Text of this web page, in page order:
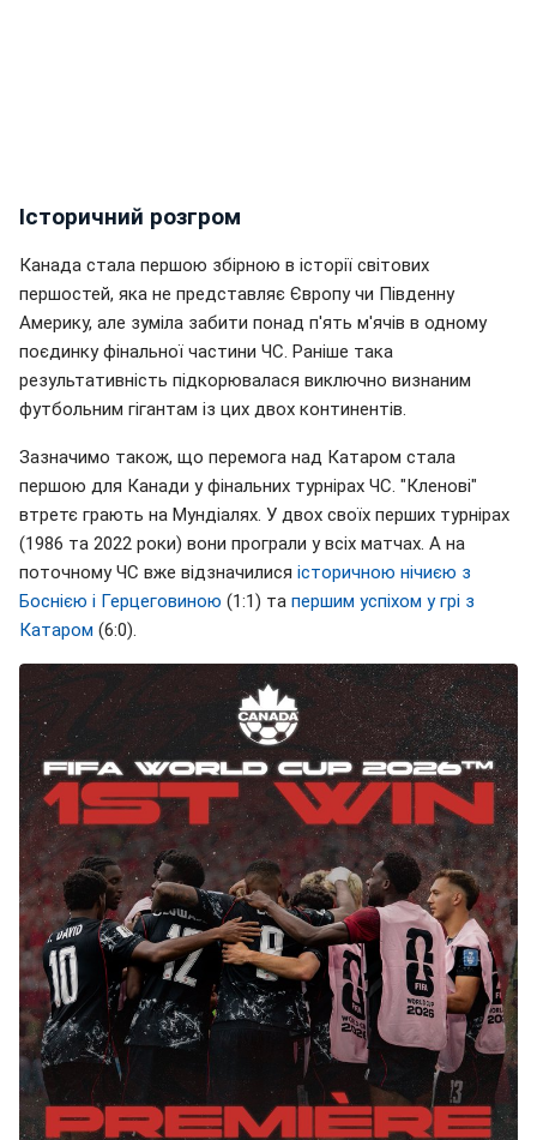
Історичний розгром
Канада стала першою збірною в історії світових
першостей, яка не представляє Європу чи Південну
Америку, але зуміла забити понад п'ять м'ячів в одному
поєдинку фінальної частини ЧС. Раніше така
результативність підкорювалася виключно визнаним
футбольним гігантам із цих двох континентів.
Зазначимо також, що перемога над Катаром стала
першою для Канади у фінальних турнірах ЧС. "Кленові"
втретє грають на Мундіалях. У двох своїх перших турнірах
(1986 та 2022 роки) вони програли у всіх матчах. А на
поточному ЧС вже відзначилися історичною нічиєю з
Боснією і Герцеговиною (1:1) та першим успіхом у грі з
Катаром (6:0).